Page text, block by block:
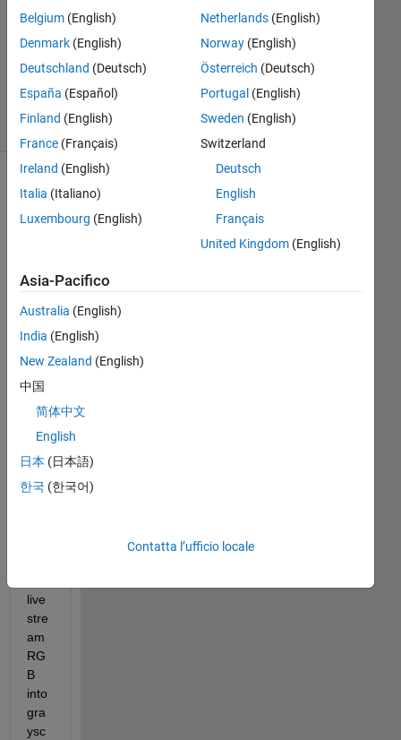
Aggiornato
5 Lug 2022
23
(30 giorni)
Mostra
meno
Hell
o I
wo
nde
ring
is
pos
live
stre
am
RG
B
into
gra
ysc
Belgium (English)
Denmark (English)
Deutschland (Deutsch)
España (Español)
Finland (English)
France (Français)
Ireland (English)
Italia (Italiano)
Luxembourg (English)
Netherlands(English)
Norway(English)
Österreich (Deutsch)
Portugal (English)
Sweden (English)
Switzerland
Deutsch
English
Français
United Kingdom(English)
Asia-Pacifico
Australia (English)
India (English)
New Zealand (English)
中国
简体中文
English
日本 (日本語)
한국 (한국어)
Contatta l’ufficio locale